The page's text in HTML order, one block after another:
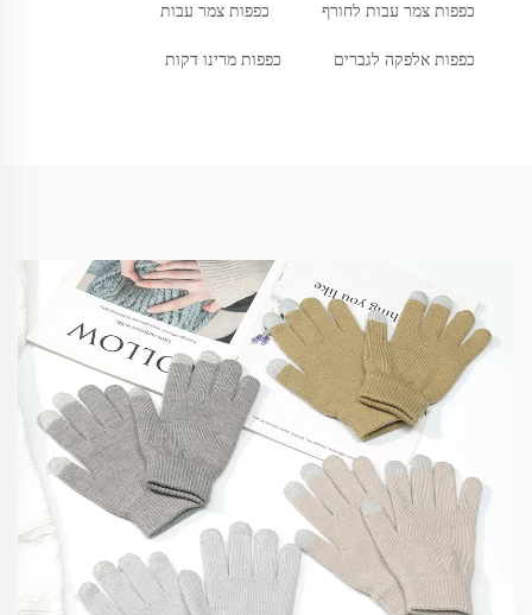
כפפות צמר עבות לחורף כפפות צמר עבות
כפפות אלפקה לגברים כפפות מרינו דקות